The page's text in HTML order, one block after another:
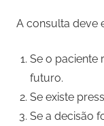
A consulta deve
Se o paciente
futuro.
Se existe
Se a decisão